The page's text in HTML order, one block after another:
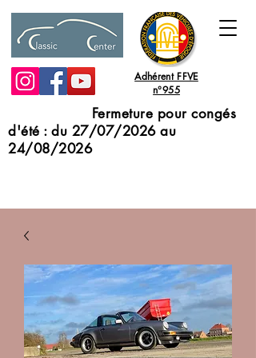
Adhérent FFVE
n°955
Fermeture pour congés
d'été : du 27/07/2026 au
24/08/2026